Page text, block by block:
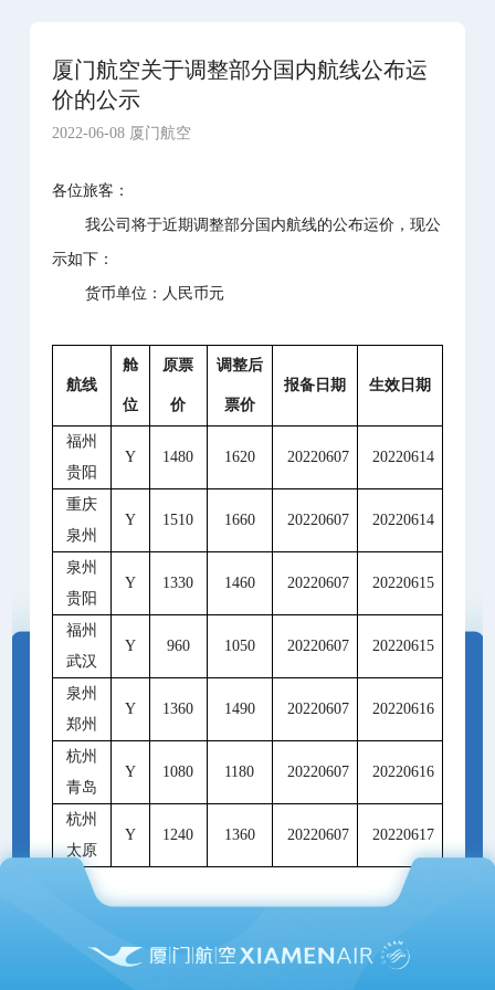
厦门航空关于调整部分国内航线公布运
价的公示
2022-06-08 厦门航空
各位旅客：
我公司将于近期调整部分国内航线的公布运价，现公
示如下：
货币单位：人民币元
航线
舱
位
原票
价
调整后
票价
报备日期 生效日期
福州
贵阳
Y 1480 1620 20220607 20220614
重庆
泉州
Y 1510 1660 20220607 20220614
泉州
贵阳
Y 1330 1460 20220607 20220615
福州
武汉
Y 960 1050 20220607 20220615
泉州
郑州
Y 1360 1490 20220607 20220616
杭州
青岛
Y 1080 1180 20220607 20220616
杭州
太原
Y 1240 1360 20220607 20220617